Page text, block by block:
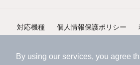
By using our services, you agree
対応機種 個人情報保護ポリシー